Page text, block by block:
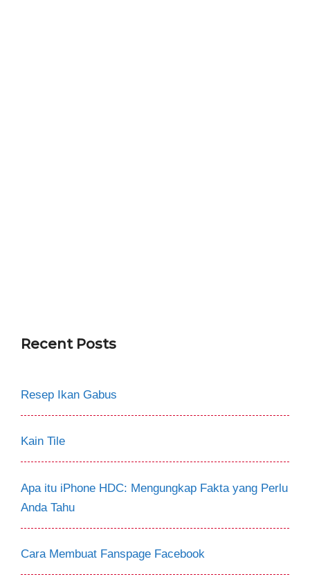
Recent Posts
Resep Ikan Gabus
Kain Tile
Apa itu iPhone HDC: Mengungkap Fakta yang Perlu
Anda Tahu
Cara Membuat Fanspage Facebook